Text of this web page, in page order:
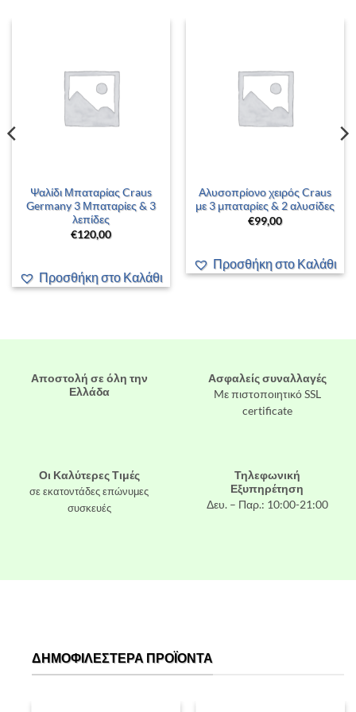
Ψαλίδι Μπαταρίας Craus
Germany 3 Μπαταρίες & 3
λεπίδες
€120,00
Προσθήκη στο Καλάθι
Αλυσοπρίονο χειρός Craus
με 3 μπαταρίες & 2 αλυσίδες
€99,00
Προσθήκη στο Καλάθι
Αποστολή σε όλη την
Ελλάδα
Ασφαλείς συναλλαγές
Mε πιστοποιητικό SSL
certificate
Οι Καλύτερες Τιμές
σε εκατοντάδες επώνυμες
συσκευές
Τηλεφωνική
Εξυπηρέτηση
Δευ. – Παρ.: 10:00-21:00
ΔΗΜΟΦΙΛΈΣΤΕΡΑ ΠΡΟΪΌΝΤΑ